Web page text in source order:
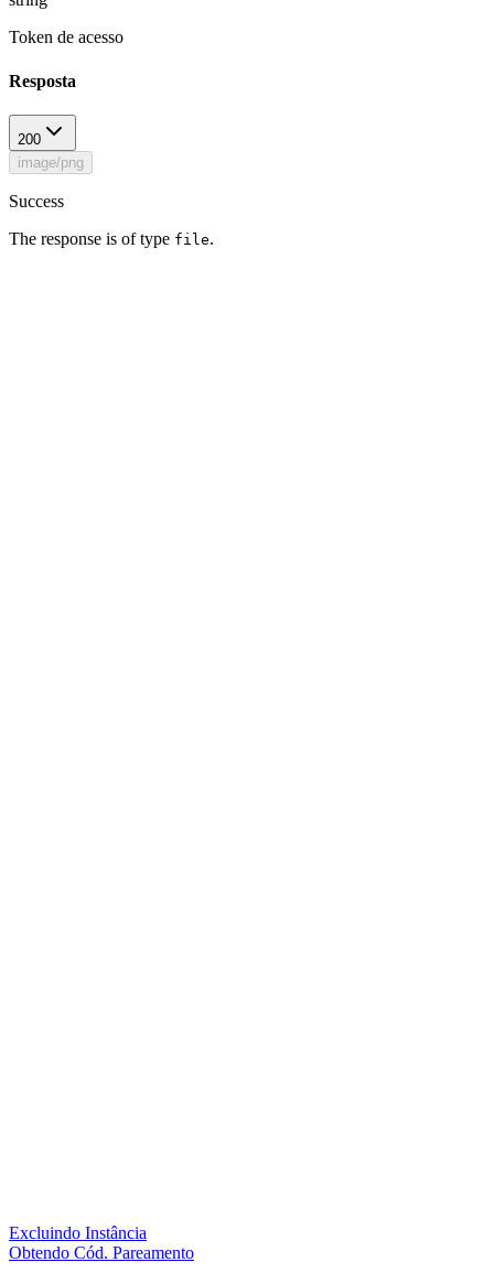
Token de acesso
Resposta
200
image/png
Success
The response is of type file.
Excluindo Instância
Obtendo Cód. Pareamento